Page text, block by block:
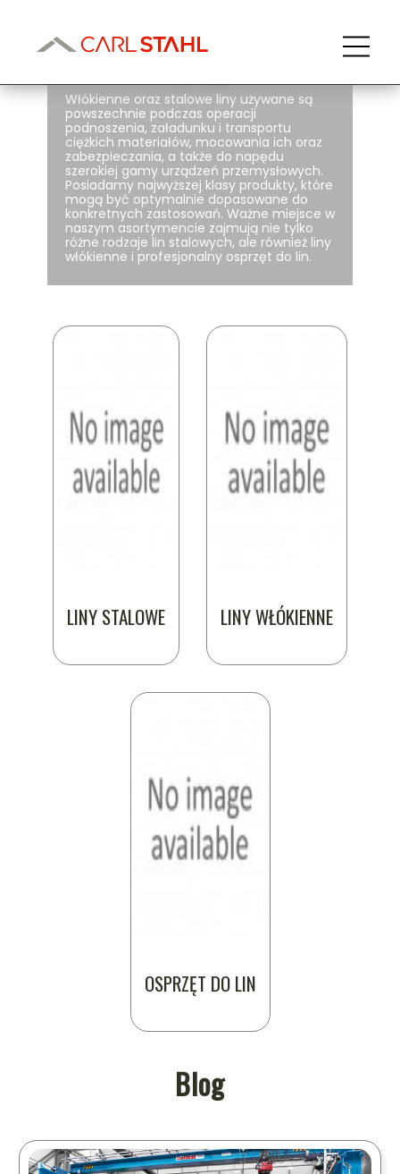
Liny
Włókienne oraz stalowe liny używane są
powszechnie podczas operacji
podnoszenia, załadunku i transportu
ciężkich materiałów, mocowania ich oraz
zabezpieczania, a także do napędu
szerokiej gamy urządzeń przemysłowych.
Posiadamy najwyższej klasy produkty, które
mogą być optymalnie dopasowane do
konkretnych zastosowań. Ważne miejsce w
naszym asortymencie zajmują nie tylko
różne rodzaje lin stalowych, ale również liny
włókienne i profesjonalny osprzęt do lin.
LINY STALOWE LINY WŁÓKIENNE
OSPRZĘT DO LIN
Blog